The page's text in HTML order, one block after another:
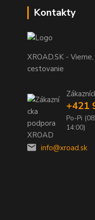
Kontakty
XROAD.SK -
cestovanie
+421
Po-Pi
14:00)
info@xroad.sk